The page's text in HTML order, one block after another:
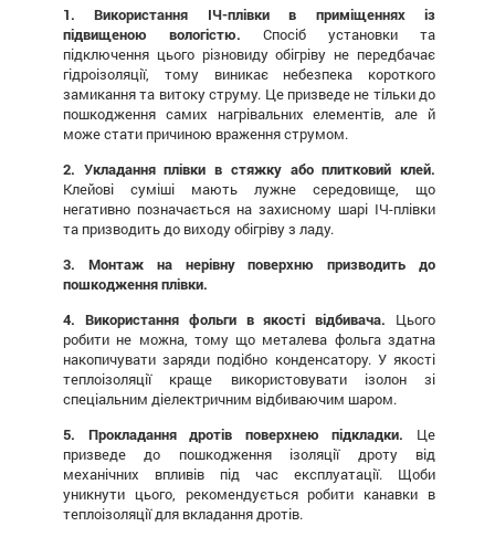
1. Використання ІЧ-плівки в приміщеннях із
підвищеною вологістю. Спосіб установки та
підключення цього різновиду обігріву не передбачає
гідроізоляції, тому виникає небезпека короткого
замикання та витоку струму. Це призведе не тільки до
пошкодження самих нагрівальних елементів, але й
може стати причиною враження струмом.
2. Укладання плівки в стяжку або плитковий клей.
Клейові суміші мають лужне середовище, що
негативно позначається на захисному шарі ІЧ-плівки
та призводить до виходу обігріву з ладу.
3. Монтаж на нерівну поверхню призводить до
пошкодження плівки.
4. Використання фольги в якості відбивача. Цього
робити не можна, тому що металева фольга здатна
накопичувати заряди подібно конденсатору. У якості
теплоізоляції краще використовувати ізолон зі
спеціальним діелектричним відбиваючим шаром.
5. Прокладання дротів поверхнею підкладки. Це
призведе до пошкодження ізоляції дроту від
механічних впливів під час експлуатації. Щоби
уникнути цього, рекомендується робити канавки в
теплоізоляції для вкладання дротів.